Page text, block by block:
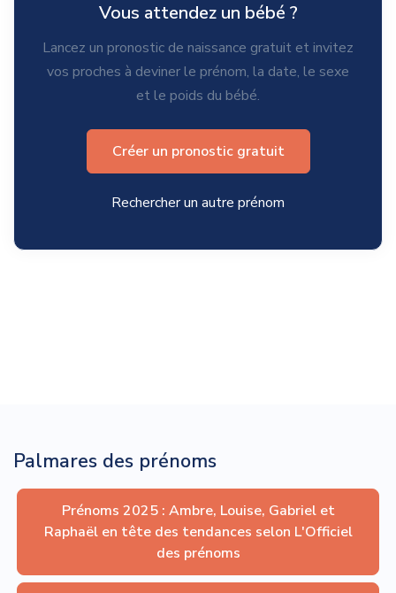
Vous attendez un bébé ?
Lancez un pronostic de naissance gratuit et invitez
vos proches à deviner le prénom, la date, le sexe
et le poids du bébé.
Créer un pronostic gratuit
Rechercher un autre prénom
Palmares des prénoms
Prénoms 2025 : Ambre, Louise, Gabriel et
Raphaël en tête des tendances selon L'Officiel
des prénoms